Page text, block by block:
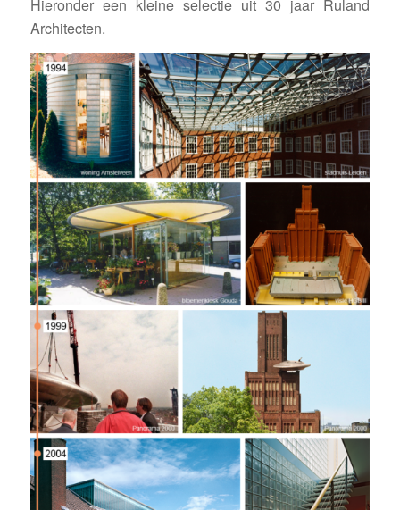
Hieronder een kleine selectie uit 30 jaar Ruland
Architecten.